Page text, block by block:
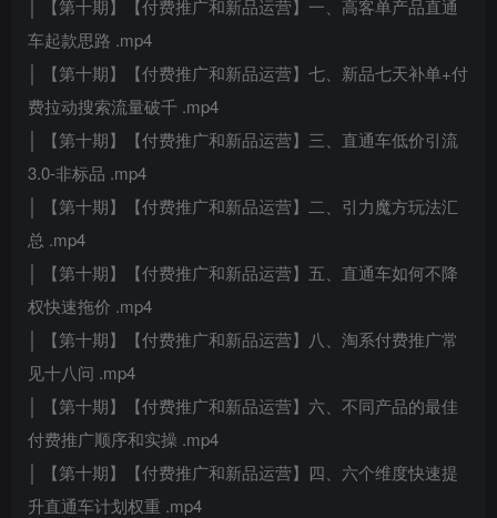
│ 【第十期】【付费推广和新品运营】一、高客单产品直通
车起款思路 .mp4
│ 【第十期】【付费推广和新品运营】七、新品七天补单+付
费拉动搜索流量破千 .mp4
│ 【第十期】【付费推广和新品运营】三、直通车低价引流
3.0-非标品 .mp4
│ 【第十期】【付费推广和新品运营】二、引力魔方玩法汇
总 .mp4
│ 【第十期】【付费推广和新品运营】五、直通车如何不降
权快速拖价 .mp4
│ 【第十期】【付费推广和新品运营】八、淘系付费推广常
见十八问 .mp4
│ 【第十期】【付费推广和新品运营】六、不同产品的最佳
付费推广顺序和实操 .mp4
│ 【第十期】【付费推广和新品运营】四、六个维度快速提
升直通车计划权重 .mp4